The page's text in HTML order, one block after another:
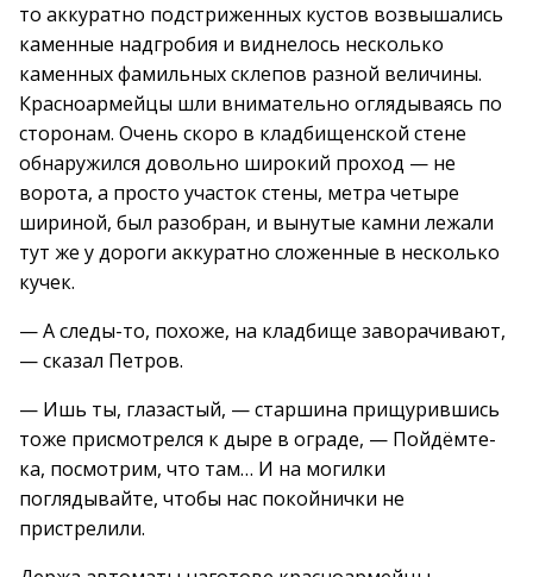
то аккуратно подстриженных кустов возвышались
каменные надгробия и виднелось несколько
каменных фамильных склепов разной величины.
Красноармейцы шли внимательно оглядываясь по
сторонам. Очень скоро в кладбищенской стене
обнаружился довольно широкий проход — не
ворота, а просто участок стены, метра четыре
шириной, был разобран, и вынутые камни лежали
тут же у дороги аккуратно сложенные в несколько
кучек.
— А следы-то, похоже, на кладбище заворачивают,
— сказал Петров.
— Ишь ты, глазастый, — старшина прищурившись
тоже присмотрелся к дыре в ограде, — Пойдёмте-
ка, посмотрим, что там… И на могилки
поглядывайте, чтобы нас покойнички не
пристрелили.